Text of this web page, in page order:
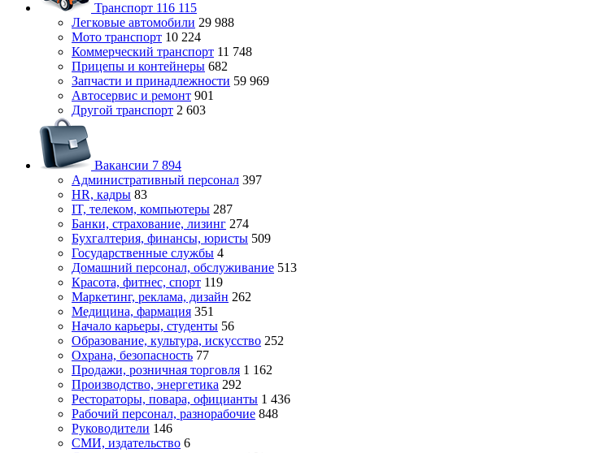
Транспорт 116 115
Легковые автомобили 29 988
Мото транспорт 10 224
Коммерческий транспорт 11 748
Прицепы и контейнеры 682
Запчасти и принадлежности 59 969
Автосервис и ремонт 901
Другой транспорт 2 603
Вакансии 7 894
Административный персонал 397
HR, кадры 83
IT, телеком, компьютеры 287
Банки, страхование, лизинг 274
Бухгалтерия, финансы, юристы 509
Государственные службы 4
Домашний персонал, обслуживание 513
Красота, фитнес, спорт 119
Маркетинг, реклама, дизайн 262
Медицина, фармация 351
Начало карьеры, студенты 56
Образование, культура, искусство 252
Охрана, безопасность 77
Продажи, розничная торговля 1 162
Производство, энергетика 292
Рестораторы, повара, официанты 1 436
Рабочий персонал, разнорабочие 848
Руководители 146
СМИ, издательство 6